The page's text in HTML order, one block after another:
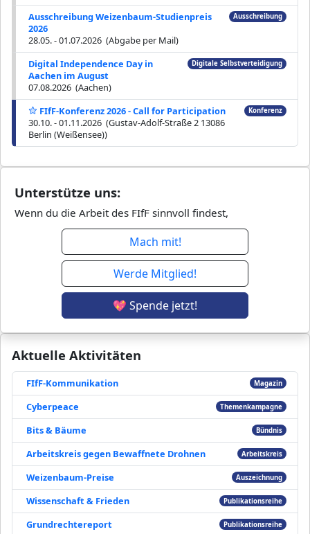
Ausschreibung Weizenbaum-Studienpreis
2026
28.05. - 01.07.2026 (Abgabe per Mail)
Ausschreibung
Digital Independence Day in
Aachen im August
07.08.2026 (Aachen)
Digitale Selbstverteidigung
FIfF-Konferenz 2026 - Call for Participation
30.10. - 01.11.2026 (Gustav-Adolf-Straße 2 13086
Berlin (Weißensee))
Konferenz
Aktuelle Aktivitäten
FIfF-Kommunikation Magazin
Cyberpeace Themenkampagne
Bits & Bäume Bündnis
Arbeitskreis gegen Bewaffnete Drohnen Arbeitskreis
Weizenbaum-Preise Auszeichnung
Wissenschaft & Frieden Publikationsreihe
Grundrechtereport Publikationsreihe
Unterstütze uns:
Wenn du die Arbeit des FIfF sinnvoll findest,
Mach mit!
Werde Mitglied!
💖 Spende jetzt!